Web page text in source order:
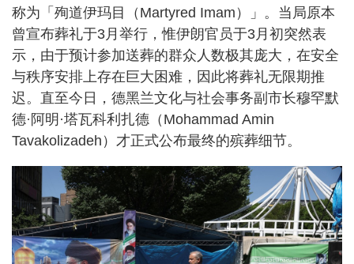
称为「殉道伊玛目（Martyred Imam）」。当局原本
曾宣布葬礼于3月举行，惟伊朗官员于3月初突然表
示，由于预计参加送葬的群众人数极其庞大，在安全
与秩序安排上存在巨大困难，因此将葬礼无限期推
迟。直至今日，德黑兰文化与社会事务副市长穆罕默
德·阿明·塔瓦科利扎德（Mohammad Amin
Tavakolizadeh）才正式公布最终的殡葬细节。